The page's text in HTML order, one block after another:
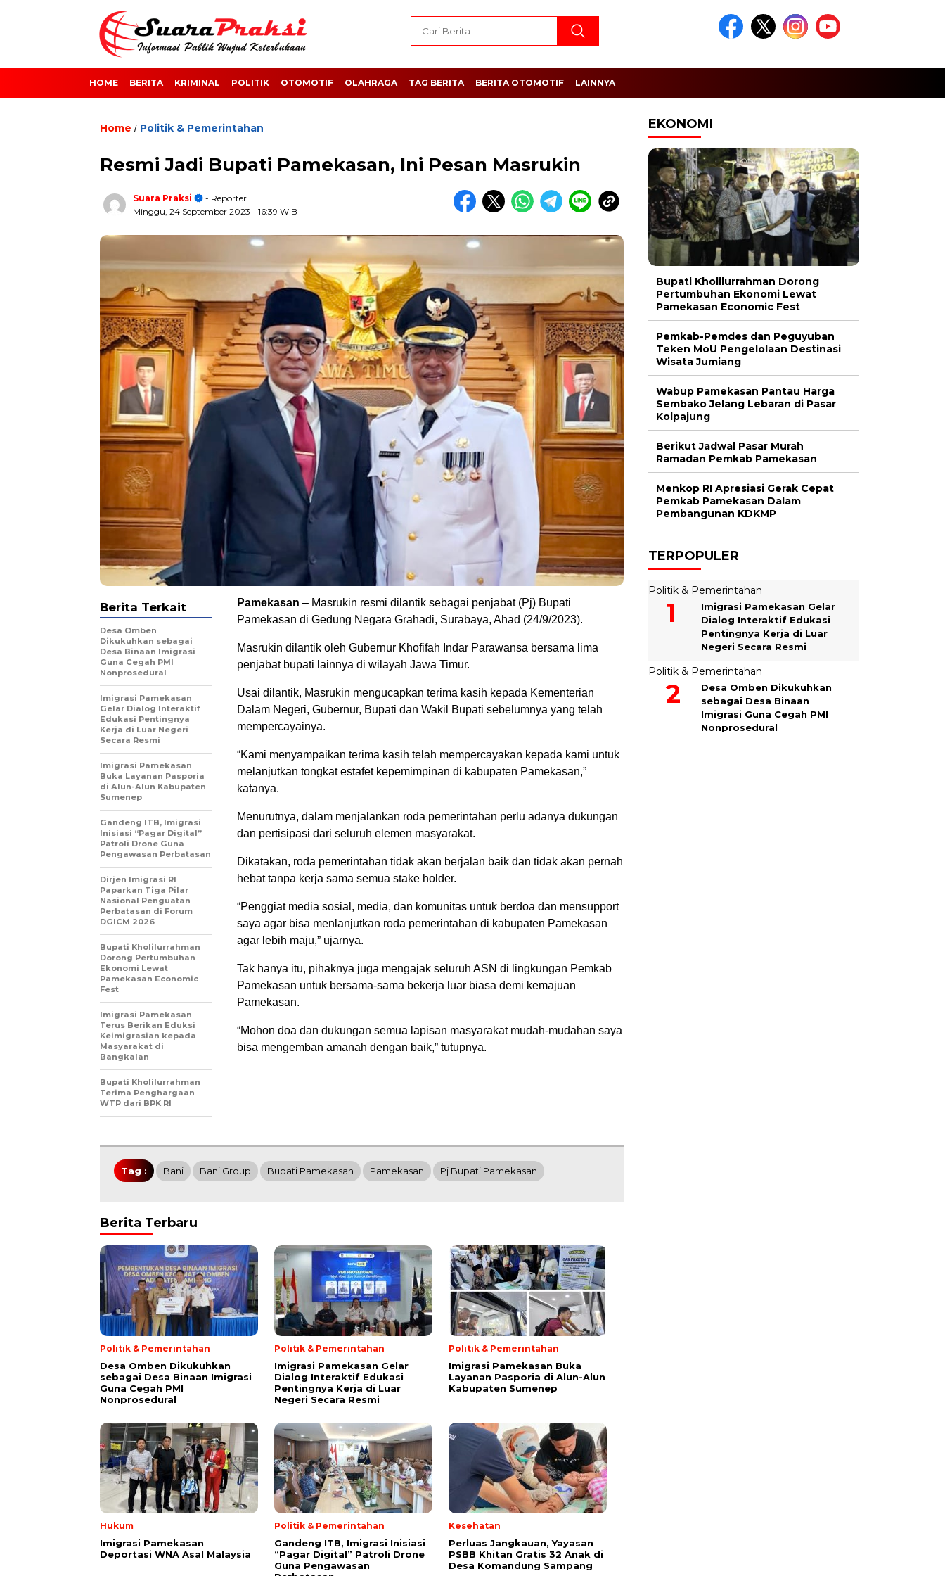
HOME BERITA KRIMINAL POLITIK OTOMOTIF OLAHRAGA TAG BERITA BERITA OTOMOTIF LAINNYA
Home / Politik & Pemerintahan
Resmi Jadi Bupati Pamekasan, Ini Pesan Masrukin
Suara Praksi
- Reporter
Minggu, 24 September 2023 - 16:39 WIB
Pamekasan – Masrukin resmi dilantik sebagai penjabat (Pj) Bupati
Pamekasan di Gedung Negara Grahadi, Surabaya, Ahad (24/9/2023).
Masrukin dilantik oleh Gubernur Khofifah Indar Parawansa bersama lima
penjabat bupati lainnya di wilayah Jawa Timur.
Usai dilantik, Masrukin mengucapkan terima kasih kepada Kementerian
Dalam Negeri, Gubernur, Bupati dan Wakil Bupati sebelumnya yang telah
mempercayainya.
“Kami menyampaikan terima kasih telah mempercayakan kepada kami untuk
melanjutkan tongkat estafet kepemimpinan di kabupaten Pamekasan,”
katanya.
Menurutnya, dalam menjalankan roda pemerintahan perlu adanya dukungan
dan pertisipasi dari seluruh elemen masyarakat.
Dikatakan, roda pemerintahan tidak akan berjalan baik dan tidak akan pernah
hebat tanpa kerja sama semua stake holder.
“Penggiat media sosial, media, dan komunitas untuk berdoa dan mensupport
saya agar bisa menlanjutkan roda pemerintahan di kabupaten Pamekasan
agar lebih maju,” ujarnya.
Tak hanya itu, pihaknya juga mengajak seluruh ASN di lingkungan Pemkab
Pamekasan untuk bersama-sama bekerja luar biasa demi kemajuan
Pamekasan.
“Mohon doa dan dukungan semua lapisan masyarakat mudah-mudahan saya
bisa mengemban amanah dengan baik,” tutupnya.
Berita Terkait
Desa Omben
Dikukuhkan sebagai
Desa Binaan Imigrasi
Guna Cegah PMI
Nonprosedural
Imigrasi Pamekasan
Gelar Dialog Interaktif
Edukasi Pentingnya
Kerja di Luar Negeri
Secara Resmi
Imigrasi Pamekasan
Buka Layanan Pasporia
di Alun-Alun Kabupaten
Sumenep
Gandeng ITB, Imigrasi
Inisiasi “Pagar Digital”
Patroli Drone Guna
Pengawasan Perbatasan
Dirjen Imigrasi RI
Paparkan Tiga Pilar
Nasional Penguatan
Perbatasan di Forum
DGICM 2026
Bupati Kholilurrahman
Dorong Pertumbuhan
Ekonomi Lewat
Pamekasan Economic
Fest
Imigrasi Pamekasan
Terus Berikan Eduksi
Keimigrasian kepada
Masyarakat di
Bangkalan
Bupati Kholilurrahman
Terima Penghargaan
WTP dari BPK RI
Tag : Bani Bani Group Bupati Pamekasan Pamekasan Pj Bupati Pamekasan
Berita Terbaru
Politik & Pemerintahan
Desa Omben Dikukuhkan
sebagai Desa Binaan Imigrasi
Guna Cegah PMI
Nonprosedural
Politik & Pemerintahan
Imigrasi Pamekasan Gelar
Dialog Interaktif Edukasi
Pentingnya Kerja di Luar
Negeri Secara Resmi
Politik & Pemerintahan
Imigrasi Pamekasan Buka
Layanan Pasporia di Alun-Alun
Kabupaten Sumenep
Hukum
Imigrasi Pamekasan
Deportasi WNA Asal Malaysia
Politik & Pemerintahan
Gandeng ITB, Imigrasi Inisiasi
“Pagar Digital” Patroli Drone
Guna Pengawasan
Kesehatan
Perluas Jangkauan, Yayasan
PSBB Khitan Gratis 32 Anak di
Desa Komandung Sampang
EKONOMI
Bupati Kholilurrahman Dorong
Pertumbuhan Ekonomi Lewat
Pamekasan Economic Fest
Pemkab-Pemdes dan Peguyuban
Teken MoU Pengelolaan Destinasi
Wisata Jumiang
Wabup Pamekasan Pantau Harga
Sembako Jelang Lebaran di Pasar
Kolpajung
Berikut Jadwal Pasar Murah
Ramadan Pemkab Pamekasan
Menkop RI Apresiasi Gerak Cepat
Pemkab Pamekasan Dalam
Pembangunan KDKMP
TERPOPULER
Politik & Pemerintahan
Imigrasi Pamekasan Gelar
Dialog Interaktif Edukasi
Pentingnya Kerja di Luar
Negeri Secara Resmi
Politik & Pemerintahan
Desa Omben Dikukuhkan
sebagai Desa Binaan
Imigrasi Guna Cegah PMI
Nonprosedural